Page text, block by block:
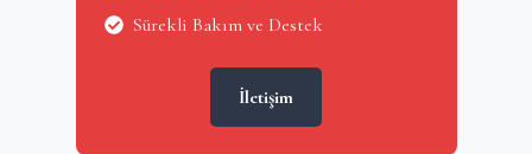
Sürekli Bakım ve Destek
İletişim